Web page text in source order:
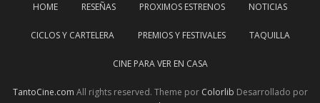
HOME RESEÑAS PROXIMOS ESTRENOS NOTICIAS
CICLOS Y CARTELERA PREMIOS Y FESTIVALES TAQUILLA
CINE PARA VER EN CASA
TantoCine.com All rights reserved. Theme por Colorlib Desarrollado por